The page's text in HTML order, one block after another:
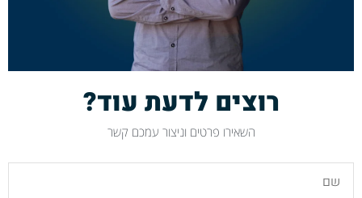
רוצים לדעת עוד?
השאירו פרטים וניצור עמכם קשר